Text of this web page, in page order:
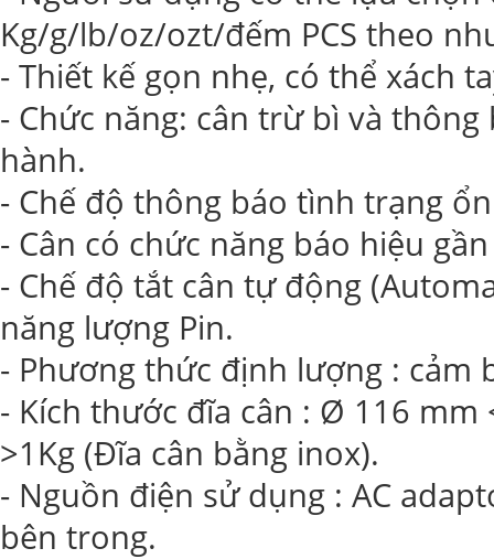
Kg/g/lb/oz/ozt/đếm PCS theo
- Thiết kế gọn nhẹ, có thể xách
- Chức năng: cân trừ bì và
hành.
- Chế độ thông báo tình trạng
- Cân có chức năng báo hiệu
- Chế độ tắt cân tự động
năng lượng Pin.
- Phương thức định lượng : cảm
- Kích thước đĩa cân : Ø 116 mm
>1Kg (Đĩa cân bằng inox).
- Nguồn điện sử dụng : AC
bên trong.